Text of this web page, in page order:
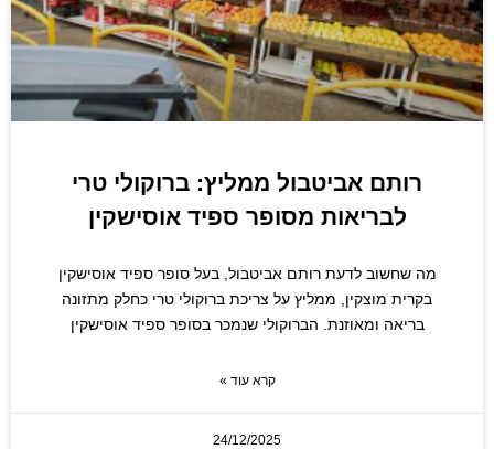
רותם אביטבול ממליץ: ברוקולי טרי
לבריאות מסופר ספיד אוסישקין
מה שחשוב לדעת רותם אביטבול, בעל סופר ספיד אוסישקין
בקרית מוצקין, ממליץ על צריכת ברוקולי טרי כחלק מתזונה
בריאה ומאוזנת. הברוקולי שנמכר בסופר ספיד אוסישקין
קרא עוד »
24/12/2025